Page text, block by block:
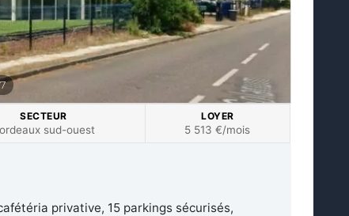
SECTEUR
sud-ouest
LOYER
5 513 €/mois
privative, 15 parkings sécurisés,